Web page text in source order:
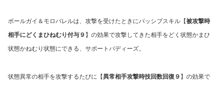
ボールガイ＆モロバレルは、攻撃を受けたときにパッシブスキル【被攻撃時
相手にどくまひねむり付与９ 】の効果で攻撃してきた相手をどく状態かまひ
状態かねむり状態にできる、サポートバディーズ。
状態異常の相手を攻撃するたびに【異常相手攻撃時技回数回復９ 】の効果で